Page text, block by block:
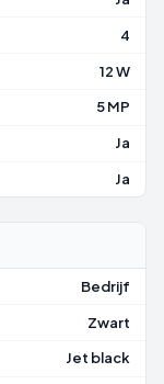
4
12 W
5 MP
Ja
Ja
Bedrijf
Zwart
Jet black